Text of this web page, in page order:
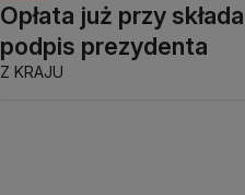
Opłata już przy
podpis prezydenta
Z KRAJU